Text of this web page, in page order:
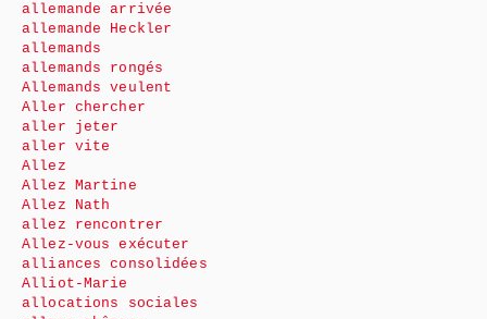
allemande arrivée
allemande Heckler
allemands
allemands rongés
Allemands veulent
Aller chercher
aller jeter
aller vite
Allez
Allez Martine
Allez Nath
allez rencontrer
Allez-vous exécuter
alliances consolidées
Alliot-Marie
allocations sociales